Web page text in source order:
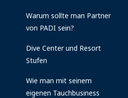
Warum sollte man Partner
von PADI sein?
Dive Center und Resort
Stufen
Wie man mit seinem
eigenen Tauchbusiness